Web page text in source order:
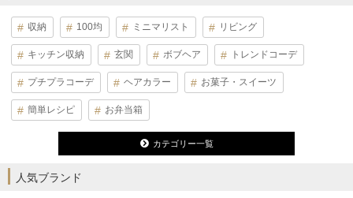
収納 100均 ミニマリスト リビング
キッチン収納 玄関 ボブヘア トレンドコーデ
プチプラコーデ ヘアカラー お菓子・スイーツ
簡単レシピ お弁当箱
カテゴリー一覧
人気ブランド